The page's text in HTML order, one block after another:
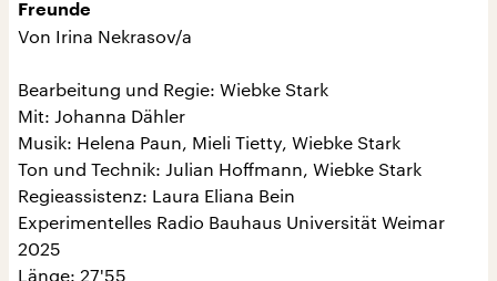
Freunde
Von Irina Nekrasov/a
Bearbeitung und Regie: Wiebke Stark
Mit: Johanna Dähler
Musik: Helena Paun, Mieli Tietty, Wiebke Stark
Ton und Technik: Julian Hoffmann, Wiebke Stark
Regieassistenz: Laura Eliana Bein
Experimentelles Radio Bauhaus Universität Weimar
2025
Länge: 27'55